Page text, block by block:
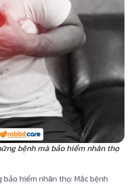
bệnh mà bảo hiểm nhân thọ
hiểm nhân thọ: Mắc bệnh